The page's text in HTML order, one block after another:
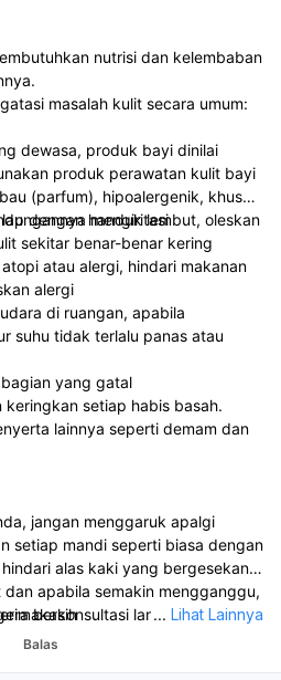
nutrisi dan kelembaban
masalah kulit secara umum:
dewasa, produk bayi dinilai
produk perawatan kulit bayi
(parfum), hipoalergenik, khusus
mengiritasi
dengan handuk lembut, oleskan
sekitar benar-benar kering
atau alergi, hindari makanan
alergi
di ruangan, apabila
suhu tidak terlalu panas atau
yang gatal
setiap habis basah.
lainnya seperti demam dan
jangan menggaruk apalgi
setiap mandi seperti biasa dengan
alas kaki yang bergesekan
apabila semakin mengganggu,
berkonsultasi langsung dengan
terdekat untuk
... Lihat Lainnya
Balas